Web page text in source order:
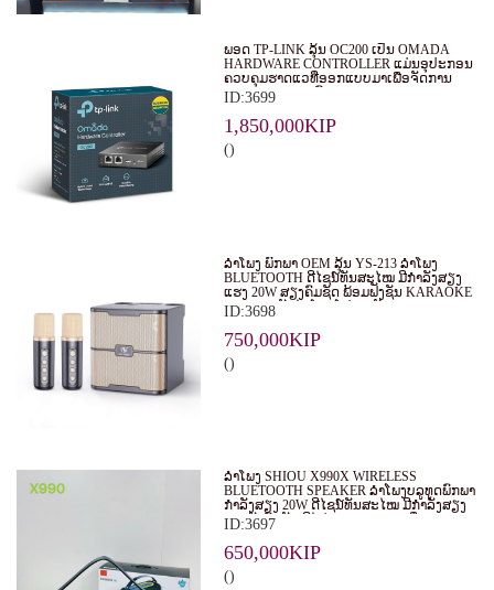
ພອດ TP-LINK ລຸ້ນ OC200 ເປັນ OMADA
HARDWARE CONTROLLER ແມ່ນອຸປະກອນ
ຄວບຄຸມຮາດແວທີ່ອອກແບບມາເພື່ອຈັດການ
ແລະ ຄວບຄຸມລະບົບ WI-FI ຂອງ OMADA
EAPS ໃນຮູບແບບສູນກາງ. ເໝາະສຳລັບ
ທຸລະກິດ, ຮ້ານອາຫານ, ໂຮງແຮມ ແລະ ອົງການ
ຕ່າງໆ.
ID:3699
1,850,000KIP
()
ລຳໂພງ ພົກພາ OEM ລຸ້ນ YS-213 ລຳໂພງ
BLUETOOTH ດີໄຊນ໌ທັນສະໄໝ ມີກຳລັງສຽງ
ແຮງ 20W ສຽງຄົມຊັດ ພ້ອມຟັງຊັນ KARAOKE
ແລະ ຮອງຮັບໄມໂຄຣໂຟນ 2 ອັນ
ID:3698
750,000KIP
()
ລຳໂພງ SHIOU X990X WIRELESS
BLUETOOTH SPEAKER ລຳໂພງບລູທູດພົກພາ
ກຳລັງສຽງ 20W ດີໄຊນ໌ທັນສະໄໝ ມີກຳລັງສຽງ
ແຮງດັງຄົມຊັດ ມີໄຟ RGB LIGHT ເພີ່ມ
ບັນຍາກາດໃນທຸກງານ
ID:3697
650,000KIP
()